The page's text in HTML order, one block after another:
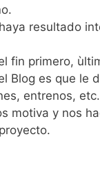
resultado
fin primero,
Blog es que le
entrenos,
motiva y nos